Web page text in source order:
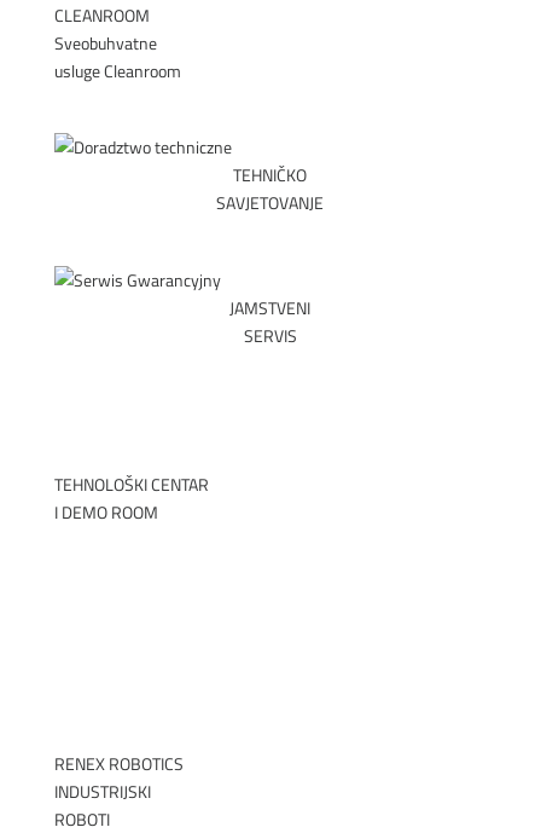
CLEANROOM
Sveobuhvatne
usluge Cleanroom
TEHNIČKO
SAVJETOVANJE
JAMSTVENI
SERVIS
TEHNOLOŠKI CENTAR
I DEMO ROOM
RENEX ROBOTICS
INDUSTRIJSKI
ROBOTI